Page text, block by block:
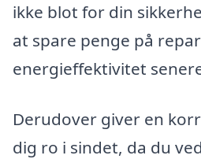
ikke blot for din
at spare penge på
energieffektivitet
Derudover giver en
dig ro i sindet, da du